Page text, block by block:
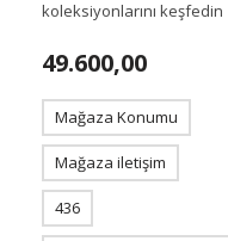
koleksiyonlarını keşfedin
49.600,00
Mağaza Konumu
Mağaza iletişim
436